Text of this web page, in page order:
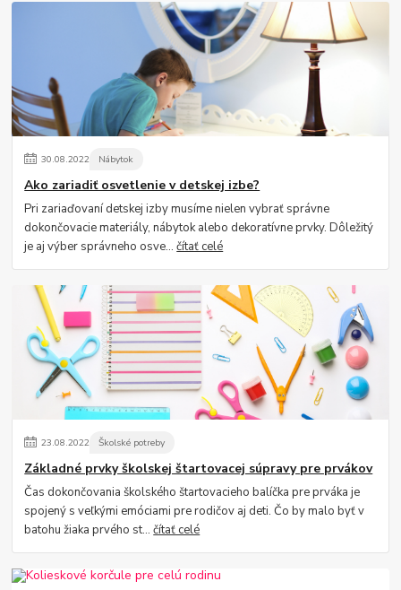
30.08.2022 Nábytok
Ako zariadiť osvetlenie v detskej izbe?
Pri zariaďovaní detskej izby musíme nielen vybrať správne
dokončovacie materiály, nábytok alebo dekoratívne prvky. Dôležitý
je aj výber správneho osve...čítať celé
23.08.2022 Školské potreby
Základné prvky školskej štartovacej súpravy pre prvákov
Čas dokončovania školského štartovacieho balíčka pre prváka je
spojený s veľkými emóciami pre rodičov aj deti. Čo by malo byť v
batohu žiaka prvého st...čítať celé